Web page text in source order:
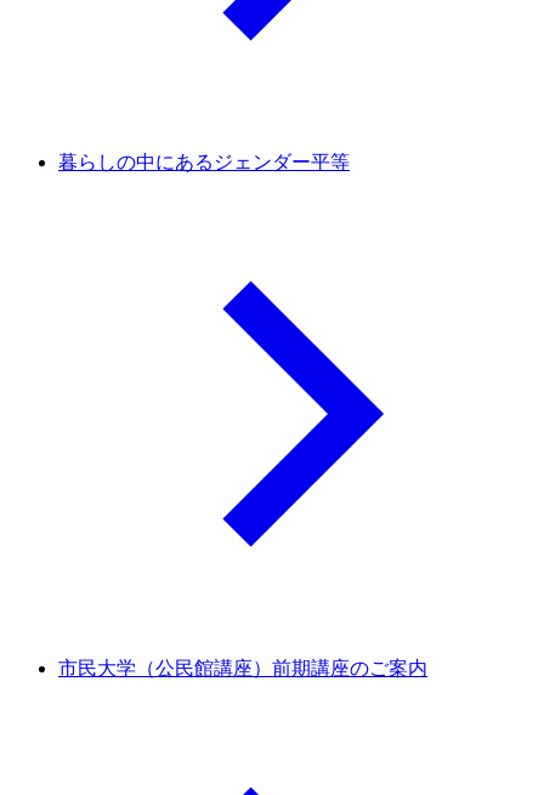
暮らしの中にあるジェンダー平等
市民大学（公民館講座）前期講座のご案内